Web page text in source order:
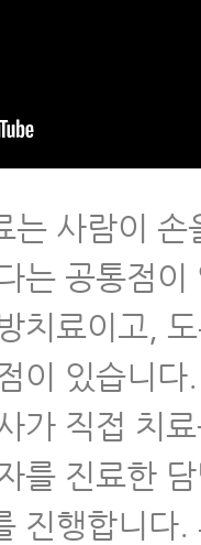
는 사람이 손
는 공통점이
치료이고,
이 있습니다
가 직접 치
를 진료한
진행합니다.